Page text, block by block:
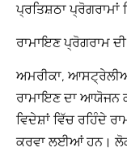
ਪ੍ਰਤਿਸ਼ਠਾ ਪ੍ਰੋਗਰਾਮਾਂ
ਰਾਮਾਇਣ ਪ੍ਰੋਗਰਾਮ
ਅਮਰੀਕਾ,
ਰਾਮਾਇਣ ਦਾ ਆਯੋਜਨ
ਵਿਦੇਸ਼ਾਂ ਵਿੱਚ ਰਹਿੰਦੇ
ਕਰਵਾ ਲਈਆਂ ਹਨ।